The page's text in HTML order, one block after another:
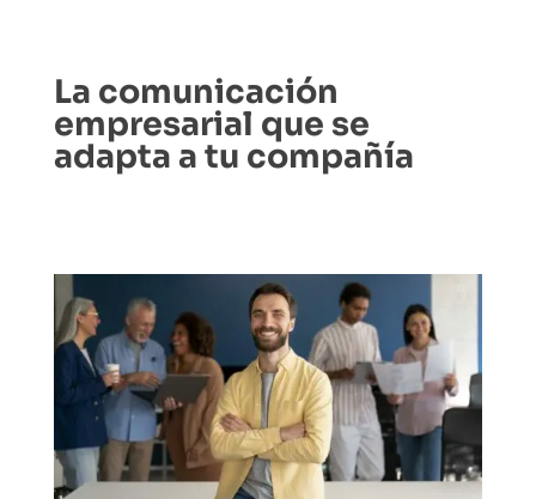
La comunicación
empresarial que se
adapta a tu compañía